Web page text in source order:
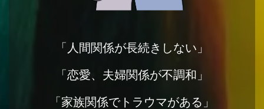
「人間関係が長続きしない」
「恋愛、夫婦関係が不調和」
「家族関係でトラウマがある」